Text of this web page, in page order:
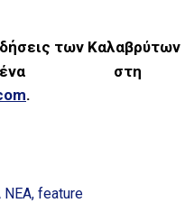
των Καλαβρύτων
στη
.
ΝΕΑ feature